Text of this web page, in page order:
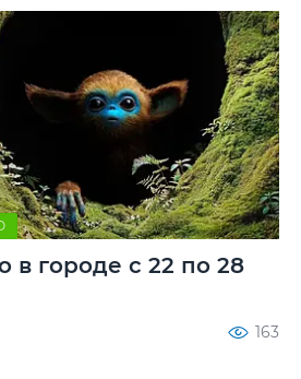
в городе с 22 по 28
163